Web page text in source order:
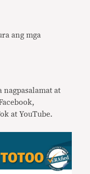
ang mga
nagpasalamat at
at YouTube.